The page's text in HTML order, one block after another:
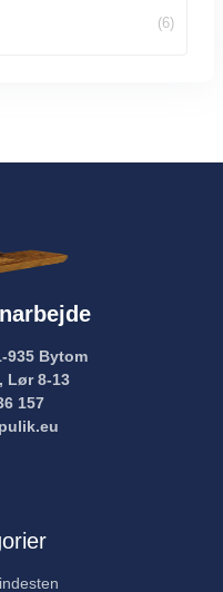
(6)
935 Bytom
Lør 8-13
157